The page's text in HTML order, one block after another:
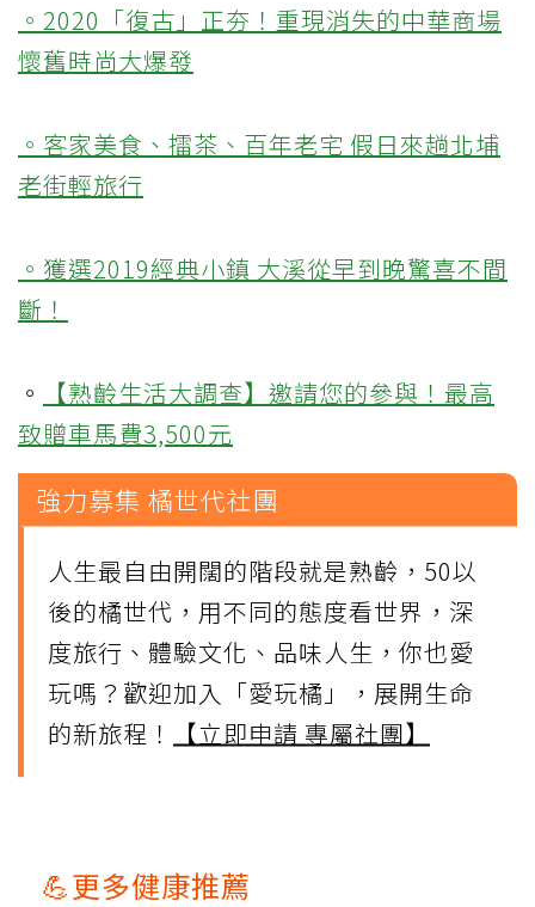
。2020「復古」正夯！重現消失的中華商場
懷舊時尚大爆發
。客家美食、擂茶、百年老宅 假日來趟北埔
老街輕旅行
。獲選2019經典小鎮 大溪從早到晚驚喜不間
斷！
。
【熟齡生活大調查】邀請您的參與！最高
致贈車馬費3,500元
強力募集 橘世代社團
人生最自由開闊的階段就是熟齡，50以
後的橘世代，用不同的態度看世界，深
度旅行、體驗文化、品味人生，你也愛
玩嗎？歡迎加入「愛玩橘」，展開生命
的新旅程！
【立即申請 專屬社團】
💪更多健康推薦